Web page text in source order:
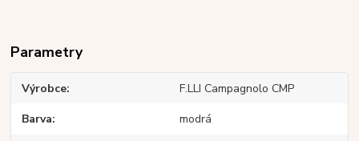
Parametry
Výrobce F.LLI Campagnolo CMP
Barva modrá